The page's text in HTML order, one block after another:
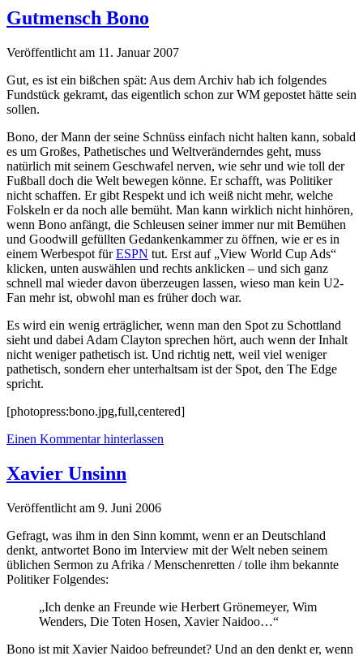
Gutmensch Bono
Veröffentlicht am 11. Januar 2007
Gut, es ist ein bißchen spät: Aus dem Archiv hab ich folgendes
Fundstück gekramt, das eigentlich schon zur WM gepostet hätte sein
sollen.
Bono, der Mann der seine Schnüss einfach nicht halten kann, sobald
es um Großes, Pathetisches und Weltveränderndes geht, muss
natürlich mit seinem Geschwafel nerven, wie sehr und wie toll der
Fußball doch die Welt bewegen könne. Er schafft, was Politiker
nicht schaffen. Er gibt Respekt und ich weiß nicht mehr, welche
Folskeln er da noch alle bemüht. Man kann wirklich nicht hinhören,
wenn Bono anfängt, die Schleusen seiner immer nur mit Bemühen
und Goodwill gefüllten Gedankenkammer zu öffnen, wie er es in
einem Werbespot fürESPN tut. Erst auf „View World Cup Ads“
klicken, unten auswählen und rechts anklicken – und sich ganz
schnell mal wieder davon überzeugen lassen, wieso man kein U2-
Fan mehr ist, obwohl man es früher doch war.
Es wird ein wenig erträglicher, wenn man den Spot zu Schottland
sieht und dabei Adam Clayton sprechen hört, auch wenn der Inhalt
nicht weniger pathetisch ist. Und richtig nett, weil viel weniger
pathetisch, sondern eher unterhaltsam ist der Spot, den The Edge
spricht.
[photopress:bono.jpg,full,centered]
Einen Kommentar hinterlassen
Xavier Unsinn
Veröffentlicht am 9. Juni 2006
Gefragt, was ihm in den Sinn kommt, wenn er an Deutschland
denkt, antwortet Bono im Interview mit der Welt neben seinem
üblichen Sermon zu Afrika / Menschenretten / tolle ihm bekannte
Politiker Folgendes:
„Ich denke an Freunde wie Herbert Grönemeyer, Wim
Wenders, Die Toten Hosen, Xavier Naidoo…“
Bono ist mit Xavier Naidoo befreundet? Und an den denkt er, wenn